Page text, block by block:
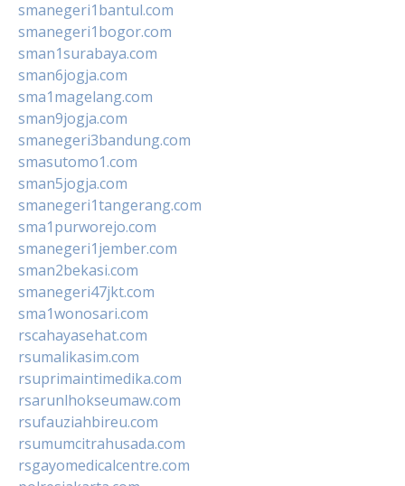
smanegeri1bantul.com
smanegeri1bogor.com
sman1surabaya.com
sman6jogja.com
sma1magelang.com
sman9jogja.com
smanegeri3bandung.com
smasutomo1.com
sman5jogja.com
smanegeri1tangerang.com
sma1purworejo.com
smanegeri1jember.com
sman2bekasi.com
smanegeri47jkt.com
sma1wonosari.com
rscahayasehat.com
rsumalikasim.com
rsuprimaintimedika.com
rsarunlhokseumaw.com
rsufauziahbireu.com
rsumumcitrahusada.com
rsgayomedicalcentre.com